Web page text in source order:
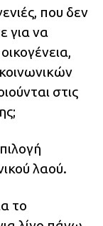
που δεν
για να
στις
λαού.
το